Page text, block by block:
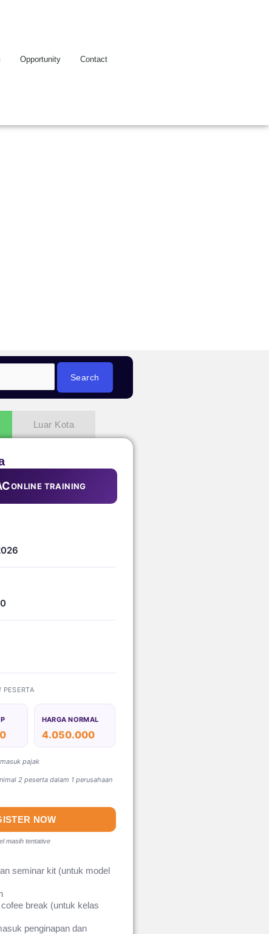
Opportunity Contact
Luar Kota
ONLINE TRAINING
PESERTA
HARGA NORMAL
4.050.000
pajak
2 peserta dalam 1 perusahaan
NOW
masih tentative
seminar kit (untuk model
break (untuk kelas
penginapan dan